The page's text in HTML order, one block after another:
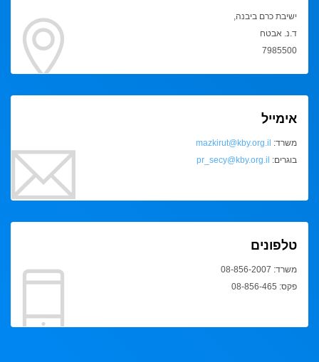
ישיבת כרם ביבנה,
ד.נ. אבטח
7985500
אימייל
משרד: mazkirut@kby.org.il
בוגרים: pr_secy@kby.org.il
טלפונים
משרד: 08-856-2007
פקס: 08-856-465